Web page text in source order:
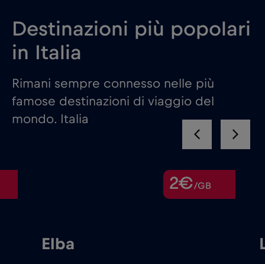
Destinazioni più popolari
in Italia
Rimani sempre connesso nelle più
famose destinazioni di viaggio del
mondo. Italia
2€/GB
Elba